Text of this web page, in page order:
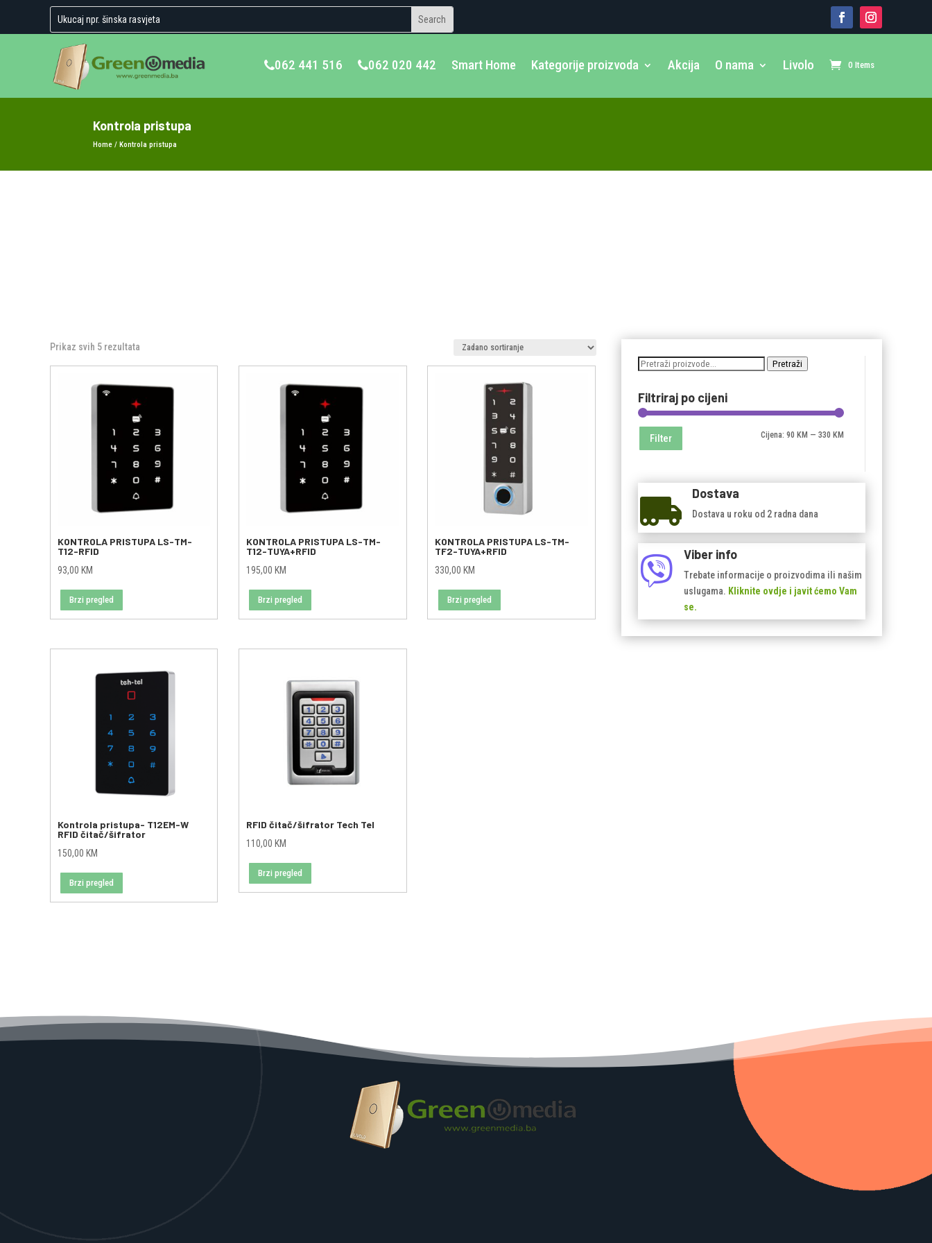
062 441 516 062 020 442 Smart Home Kategorije proizvoda Akcija O nama Livolo 0 Items
Kontrola pristupa
Home / Kontrola pristupa
Prikaz svih 5 rezultata
KONTROLA PRISTUPA LS-TM-
T12-RFID
93,00 KM
Brzi pregled
KONTROLA PRISTUPA LS-TM-
T12-TUYA+RFID
195,00 KM
Brzi pregled
KONTROLA PRISTUPA LS-TM-
TF2-TUYA+RFID
330,00 KM
Brzi pregled
Kontrola pristupa- T12EM-W
RFID čitač/šifrator
150,00 KM
Brzi pregled
RFID čitač/šifrator Tech Tel
110,00 KM
Brzi pregled
Pretraži: Pretraži
Filtriraj po cijeni
Minimalna
Maksimalna
Filter Cijena: 90 KM — 330 KM

Dostava
Dostava u roku od 2 radna dana

Viber info
Trebate informacije o proizvodima ili našim
uslugama. Kliknite ovdje i javit ćemo Vam
se.